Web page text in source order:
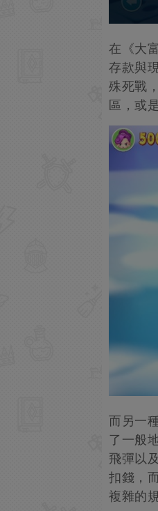
在《大
存款與
殊死戰
區，或
而另一
了一般
飛彈以
扣錢，
複雜的